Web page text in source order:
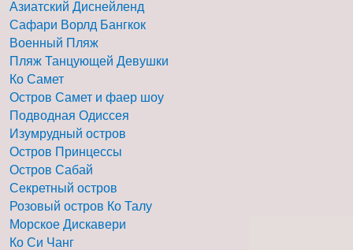
Азиатский Диснейленд
Сафари Ворлд Бангкок
Военный Пляж
Пляж Танцующей Девушки
Ко Самет
Остров Самет и фаер шоу
Подводная Одиссея
Изумрудный остров
Остров Принцессы
Остров Сабай
Секретный остров
Розовый остров Ко Талу
Морское Дискавери
Ко Си Чанг